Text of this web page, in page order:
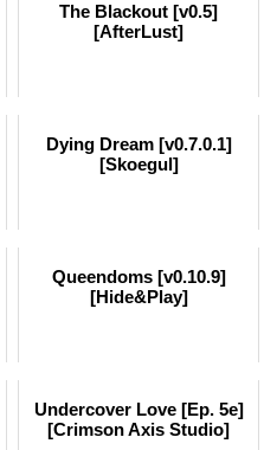
The Blackout [v0.5]
[AfterLust]
Dying Dream [v0.7.0.1]
[Skoegul]
Queendoms [v0.10.9]
[Hide&Play]
Undercover Love [Ep. 5e]
[Crimson Axis Studio]